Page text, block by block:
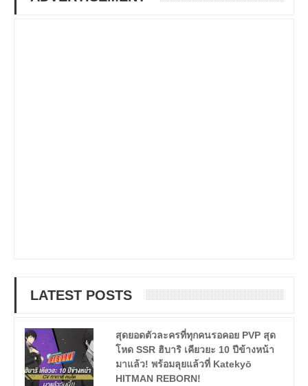
LATEST POSTS
สุดยอดตัวละครที่ทุกคนรอคอย PVP สุด
โหด SSR ฮิบาริ เคียวยะ 10 ปีข้างหน้า
มาแล้ว! พร้อมลุยแล้วที่ Katekyō
HITMAN REBORN!